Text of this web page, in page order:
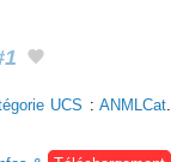
UCS :ANMLCat